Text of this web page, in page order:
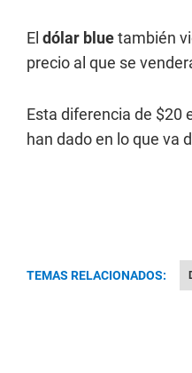
El dólar bluetambién
precio al que se
Esta diferencia de $20
han dado en lo que va
TEMAS RELACIONADOS: